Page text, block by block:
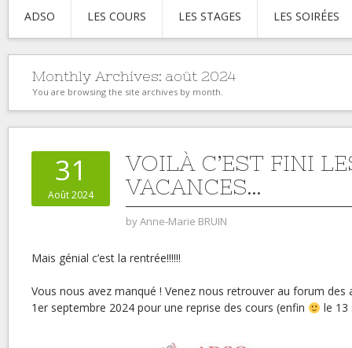
ADSO LES COURS LES STAGES LES SOIRÉES
Monthly Archives: août 2024
You are browsing the site archives by month.
31
Août 2024
VOILÀ C’EST FINI
VACANCES…
byAnne-Marie BRUIN
Mais génial c’est la rentrée!!!!!!
Vous nous avez manqué ! Venez nous retrouver au forum des
1er septembre 2024 pour une reprise des cours (enfin
le 13